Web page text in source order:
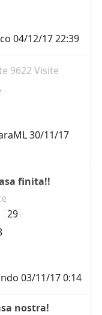
04/12/17 22:39
9622 Visite
30/11/17
finita!!
29
03/11/17 0:14
nostra!